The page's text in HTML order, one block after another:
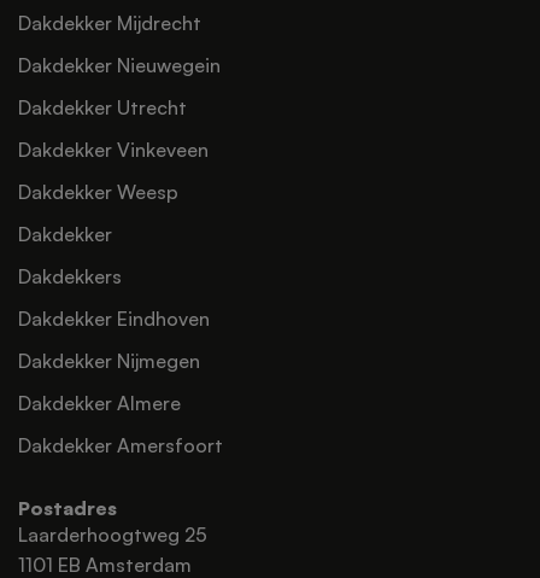
Postadres
Laarderhoogtweg 25
1101 EB Amsterdam
Dakdekker Mijdrecht
Dakdekker Nieuwegein
Dakdekker Utrecht
Dakdekker Vinkeveen
Dakdekker Weesp
Dakdekker
Dakdekkers
Dakdekker Eindhoven
Dakdekker Nijmegen
Dakdekker Almere
Dakdekker Amersfoort